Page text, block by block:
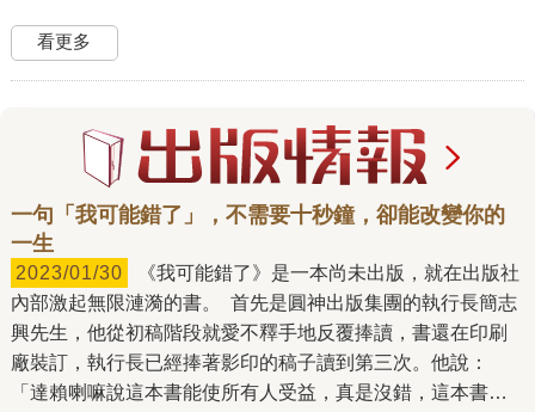
看更多
一句「我可能錯了」，不需要十秒鐘，卻能改變你的
一生
2023/01/30
內部激起無限漣漪的書。 首先是圓神出版集團的執行長簡志
興先生，他從初稿階段就愛不釋手地反覆捧讀，書還在印刷
廠裝訂，執行長已經捧著影印的稿子讀到第三次。他說：
「達賴喇嘛說這本書能使所有人受益，真是沒錯，這本書能